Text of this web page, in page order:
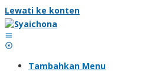
Lewati ke konten
Tambahkan Menu